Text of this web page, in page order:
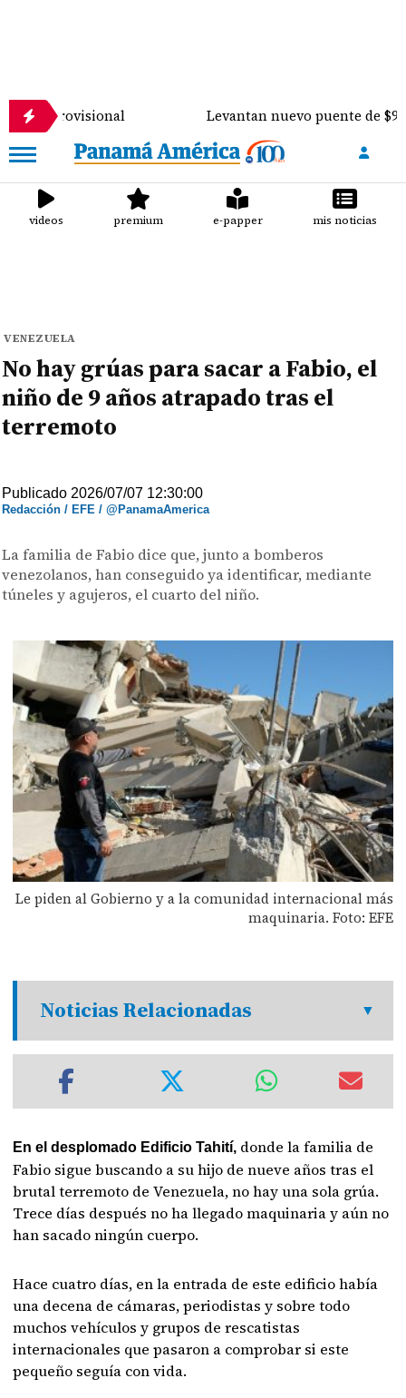
Levantan nuevo puente de $900 mil
videos premium e-papper mis noticias
VENEZUELA
No hay grúas para sacar a Fabio, el
niño de 9 años atrapado tras el
terremoto
Publicado 2026/07/07 12:30:00
Redacción / EFE / @PanamaAmerica
La familia de Fabio dice que, junto a bomberos
venezolanos, han conseguido ya identificar, mediante
túneles y agujeros, el cuarto del niño.
Le piden al Gobierno y a la comunidad internacional más
maquinaria. Foto: EFE
Noticias Relacionadas
En el desplomado Edificio Tahití, donde la familia de
Fabio sigue buscando a su hijo de nueve años tras el
brutal terremoto de Venezuela, no hay una sola grúa.
Trece días después no ha llegado maquinaria y aún no
han sacado ningún cuerpo.
Hace cuatro días, en la entrada de este edificio había
una decena de cámaras, periodistas y sobre todo
muchos vehículos y grupos de rescatistas
internacionales que pasaron a comprobar si este
pequeño seguía con vida.